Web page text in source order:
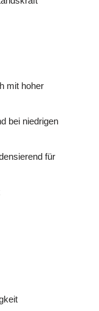
mit hoher
bei niedrigen
für